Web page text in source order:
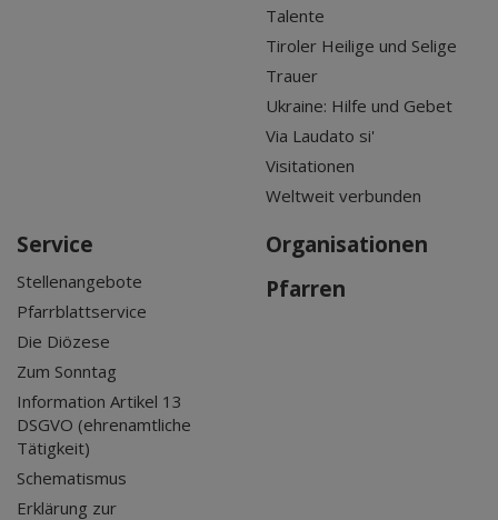
Talente
Tiroler Heilige und Selige
Trauer
Ukraine: Hilfe und Gebet
Via Laudato si'
Visitationen
Weltweit verbunden
Service
Stellenangebote
Pfarrblattservice
Die Diözese
Zum Sonntag
Information Artikel 13
DSGVO (ehrenamtliche
Tätigkeit)
Schematismus
Erklärung zur
Organisationen
Pfarren